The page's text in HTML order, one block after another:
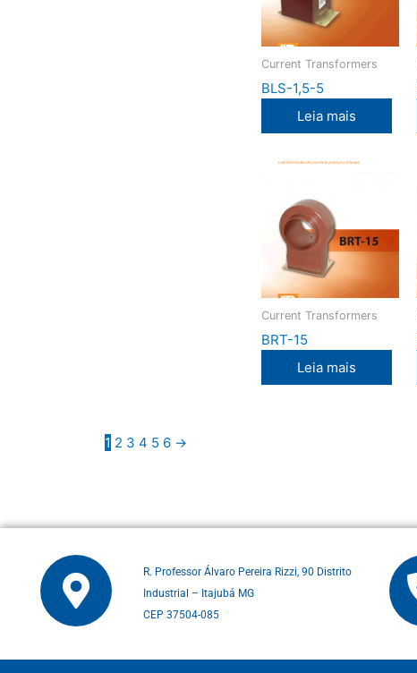
Current Transformers
BLS-1,5-5
Leia mais
Current Transformers
BRT-15
Leia mais
1 2 3 4 5 6 →
R. Professor Álvaro Pereira Rizzi, 90 Distrito
Industrial – Itajubá MG
CEP 37504-085